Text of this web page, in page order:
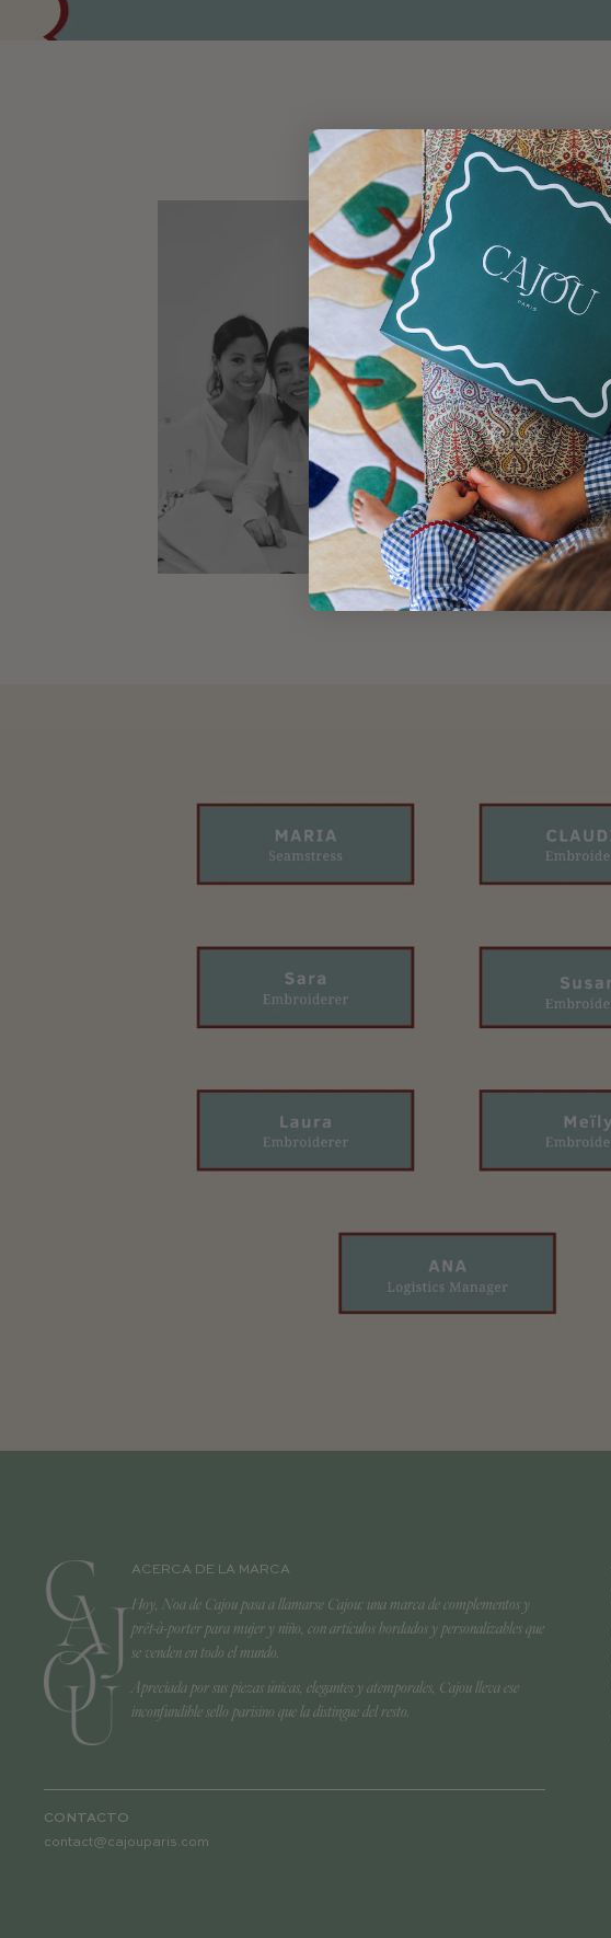
ACERCA DE LA MARCA
Hoy, Noa de Cajou pasa a llamarse Cajou: una marca de complementos y
prêt-à-porter para mujer y niño, con artículos bordados y personalizables que
se venden en todo el mundo.
Apreciada por sus piezas únicas, elegantes y atemporales, Cajou lleva ese
inconfundible sello parisino que la distingue del resto.
CONTACTO
contact@cajouparis.com